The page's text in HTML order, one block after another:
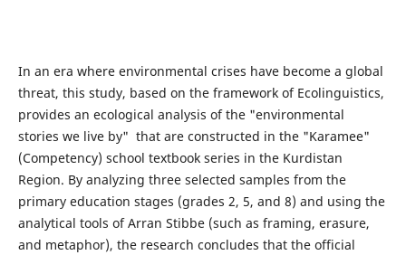
In an era where environmental crises have become a global
threat, this study, based on the framework of Ecolinguistics,
provides an ecological analysis of the "environmental
stories we live by" that are constructed in the "Karamee"
(Competency) school textbook series in the Kurdistan
Region. By analyzing three selected samples from the
primary education stages (grades 2, 5, and 8) and using the
analytical tools of Arran Stibbe (such as framing, erasure,
and metaphor), the research concludes that the official